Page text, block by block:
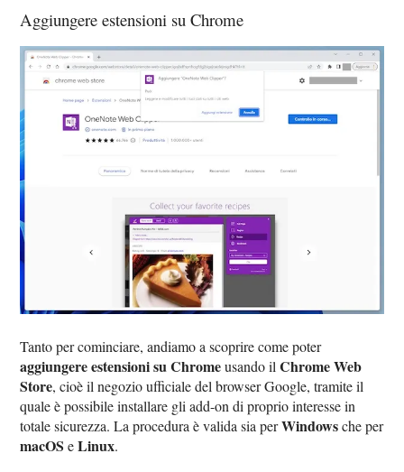
Aggiungere estensioni su Chrome
Tanto per cominciare, andiamo a scoprire ‌come poter
aggiungere estensioni su Chromeusando ilChrome Web
Store, cioè il negozio ufficiale del browser Google, tramite il
quale è possibile installare gli add-on di proprio interesse in
totale sicurezza. La procedura è valida sia perWindowsche per
macOS eLinux.